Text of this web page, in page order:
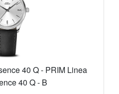
40 Q - PRIM Linea
40 Q - B